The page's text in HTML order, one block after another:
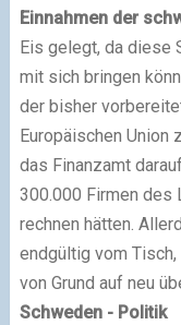
Einnahmen der
Eis gelegt, da diese
mit sich bringen
der bisher
Europäischen Union
das Finanzamt
300.000 Firmen des
rechnen hätten.
endgültig vom
von Grund auf neu
Schweden - Politik